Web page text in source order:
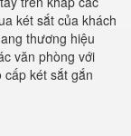
két sắt của khách
thương hiệu
văn phòng với
két sắt gắn